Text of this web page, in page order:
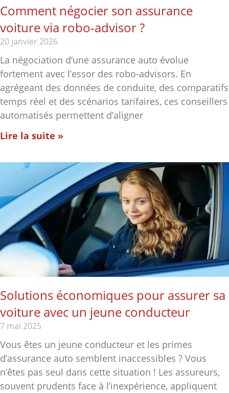
Comment négocier son assurance
voiture via robo-advisor ?
20 janvier 2026
La négociation d’une assurance auto évolue
fortement avec l’essor des robo-advisors. En
agrégeant des données de conduite, des comparatifs
temps réel et des scénarios tarifaires, ces conseillers
automatisés permettent d’aligner
Lire la suite »
Solutions économiques pour assurer sa
voiture avec un jeune conducteur
7 mai 2025
Vous êtes un jeune conducteur et les primes
d’assurance auto semblent inaccessibles ? Vous
n’êtes pas seul dans cette situation ! Les assureurs,
souvent prudents face à l’inexpérience, appliquent